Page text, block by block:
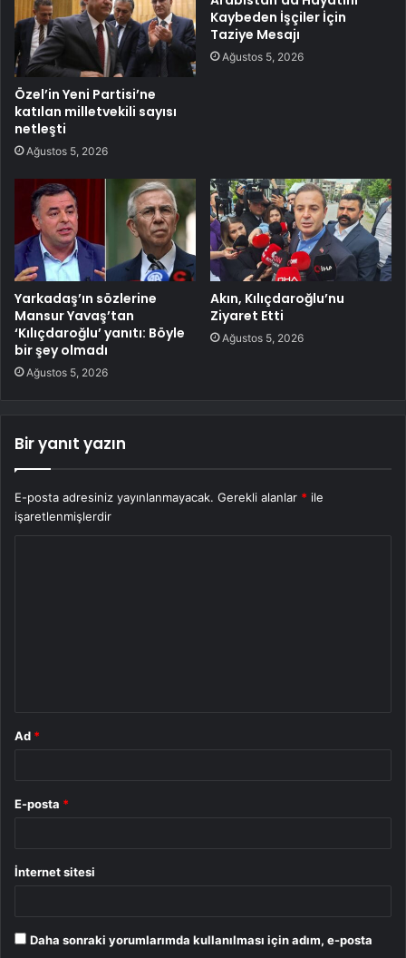
Özel’in Yeni Partisi’ne
katılan milletvekili sayısı
netleşti
Ağustos 5, 2026
Kaybeden İşçiler İçin
Taziye Mesajı
Ağustos 5, 2026
Yarkadaş’ın sözlerine
Mansur Yavaş’tan
‘Kılıçdaroğlu’ yanıtı: Böyle
bir şey olmadı
Ağustos 5, 2026
Akın, Kılıçdaroğlu’nu
Ziyaret Etti
Ağustos 5, 2026
Bir yanıt yazın
E-posta adresiniz yayınlanmayacak. Gerekli alanlar * ile
işaretlenmişlerdir
Ad *
E-posta *
İnternet sitesi
Daha sonraki yorumlarımda kullanılması için adım, e-posta